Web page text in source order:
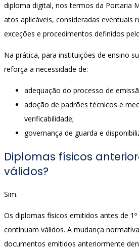
diploma digital, nos termos da Portaria
atos aplicáveis, consideradas eventuais
exceções e procedimentos definidos
Na prática, para instituições de ensino
reforça a necessidade de:
adequação do processo de
adoção de padrões técnicos e
verificabilidade;
governança de guarda e
Diplomas físicos
válidos?
Sim.
Os diplomas físicos emitidos antes de
continuam válidos. A mudança
documentos emitidos anteriormente